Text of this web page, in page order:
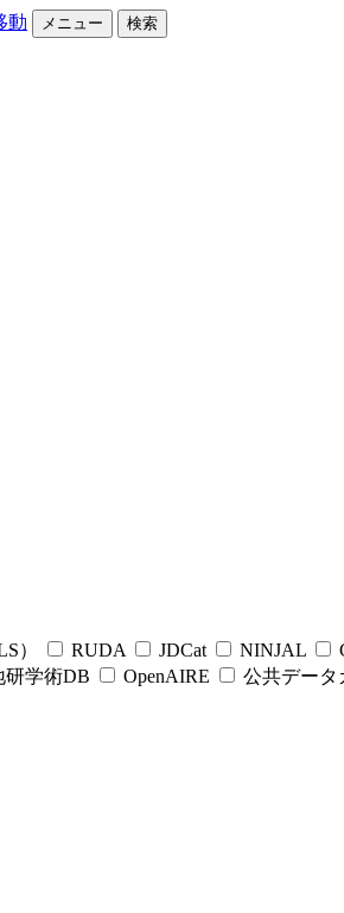
動 メニュー 検索
） RUDA JDCat NINJAL
研学術DB OpenAIRE 公共データ